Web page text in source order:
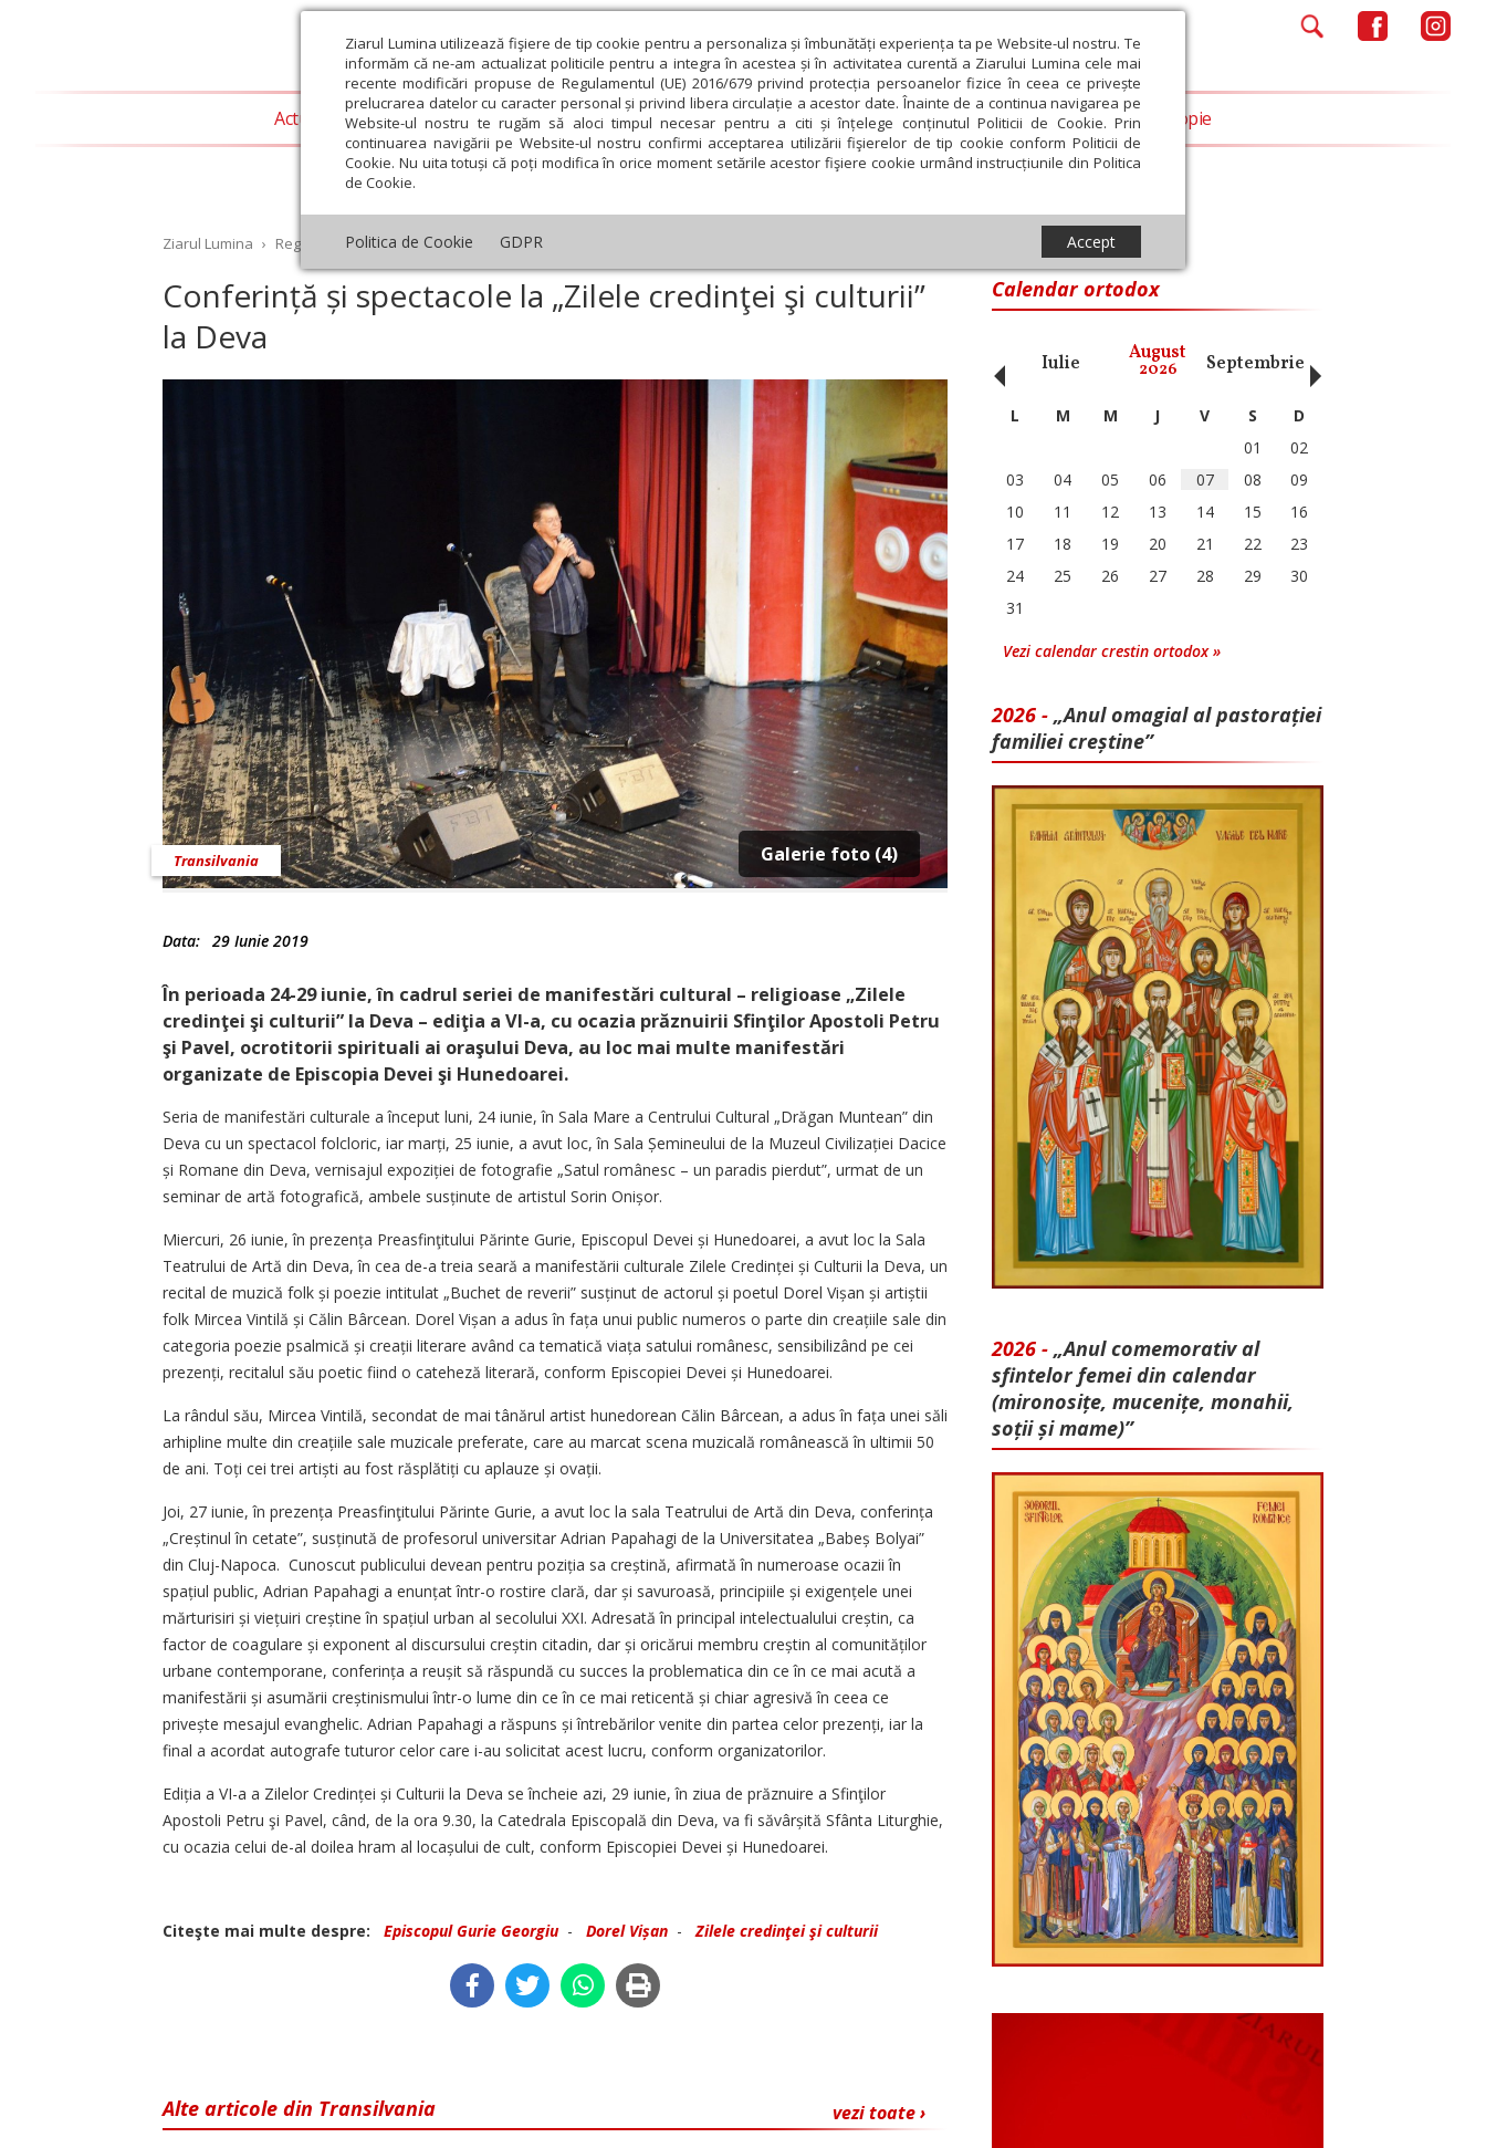
Ziarul Lumina utilizează fişiere de tip cookie pentru a personaliza și îmbunătăți experiența ta pe Website-ul nostru. Te
informăm că ne-am actualizat politicile pentru a integra în acestea și în activitatea curentă a Ziarului Lumina cele mai
recente modificări propuse de Regulamentul (UE) 2016/679 privind protecția persoanelor fizice în ceea ce privește
prelucrarea datelor cu caracter personal și privind libera circulație a acestor date. Înainte de a continua navigarea pe
Website-ul nostru te rugăm să aloci timpul necesar pentru a citi și înțelege conținutul Politicii de Cookie. Prin
continuarea navigării pe Website-ul nostru confirmi acceptarea utilizării fişierelor de tip cookie conform Politicii de
Cookie. Nu uita totuși că poți modifica în orice moment setările acestor fişiere cookie urmând instrucțiunile din Politica
de Cookie.
Politica de Cookie GDPR Accept
Actualitate religioasă Teologie și spiritualitate Educaţie și Cultură Societate Opinii Filantropie
Ziarul Lumina › Regionale › Transilvania › Conferință și spectacole la „Zilele credinţei şi culturii” la Deva
Conferință și spectacole la „Zilele credinţei şi culturii”
la Deva
Galerie foto (4)
Transilvania
Data: 29 Iunie 2019
În perioada 24-29 iunie, în cadrul seriei de manifestări cultural – religioase „Zilele
credinţei şi culturii” la Deva – ediţia a VI-a, cu ocazia prăznuirii Sfinţilor Apostoli Petru
şi Pavel, ocrotitorii spirituali ai oraşului Deva, au loc mai multe manifestări
organizate de Episcopia Devei şi Hunedoarei.
Seria de manifestări culturale a început luni, 24 iunie, în Sala Mare a Centrului Cultural „Drăgan Muntean” din
Deva cu un spectacol folcloric, iar marți, 25 iunie, a avut loc, în Sala Șe­mineului de la Muzeul Civi­lizației Dacice
și Romane din Deva, vernisajul expoziției de fotografie „Satul românesc – un paradis pierdut”, urmat de un
seminar de artă fotografică, ambele susținute de artistul Sorin Onișor.
Miercuri, 26 iunie, în prezența Preasfinţitului Părinte Gurie, Episcopul Devei și Hunedoarei, a avut loc la Sala
Teatrului de Artă din Deva, în cea de-a treia seară a manifestării culturale Zilele Credinței și Culturii la Deva, un
recital de muzică folk și poezie intitulat „Buchet de reverii” susținut de actorul și poetul Dorel Vișan și artiștii
folk Mircea Vintilă și Călin Bârcean. Dorel Vișan a adus în fața unui public numeros o parte din creațiile sale din
categoria poezie psalmică și creații literare având ca tematică viața satului românesc, sensibilizând pe cei
prezenți, recitalul său poetic fiind o cateheză literară, conform Episcopiei Devei și Hunedoarei.
La rândul său, Mircea Vintilă, secondat de mai tânărul artist hunedorean Călin Bârcean, a adus în fața unei săli
arhipline multe din creațiile sale muzicale preferate, care au marcat scena muzicală românească în ultimii 50
de ani. Toți cei trei artiști au fost răsplătiți cu aplauze și ovații.
Joi, 27 iunie, în prezența Preasfinţitului Părinte Gurie, a avut loc la sala Teatrului de Artă din Deva, conferința
„Creștinul în cetate”, susținută de profesorul universitar Adrian Papahagi de la Universitatea „Babeș Bolyai”
din Cluj-Napoca. Cunoscut publicului devean pentru poziția sa creștină, afirmată în numeroase ocazii în
spațiul public, Adrian Papahagi a enunțat într-o rostire clară, dar și savuroasă, principiile și exigențele unei
mărturisiri și viețuiri creștine în spațiul urban al secolului XXI. Adresată în principal intelectualului creștin, ca
factor de coagulare și exponent al discursului creș­tin citadin, dar și oricărui membru creștin al comu­nităților
urbane contemporane, conferința a reușit să răspundă cu succes la problematica din ce în ce mai acută a
manifestării și asumării creștinismului într-o lume din ce în ce mai reticentă și chiar agresivă în ceea ce
privește mesajul evanghelic. Adrian Papahagi a răspuns și întrebărilor venite din partea celor prezenți, iar la
final a acordat autografe tuturor celor care i-au solicitat acest lucru, conform organizatorilor.
Ediția a VI-a a Zilelor Cre­dinței și Culturii la Deva se încheie azi, 29 iunie, în ziua de prăznuire a Sfinţilor
Apostoli Petru şi Pavel, când, de la ora 9.30, la Catedrala Episcopală din Deva, va fi săvârșită Sfânta Liturghie,
cu ocazia celui de-al doilea hram al locașului de cult, conform Episcopiei Devei și Hunedoarei.
Citeşte mai multe despre: Episcopul Gurie Georgiu- Dorel Vișan - Zilele credinţei şi culturii
vezi toate ›
Alte articole din Transilvania
Calendar ortodox
Iulie August
2026 Septembrie Octombrie
‹ L M M J V S
D
01
02
03
04 05 06 07 08
09
10
11 12 13 14 15
16
17
18 19 20 21 22
23
24
25 26 27 28 29
30
31
Vezi calendar crestin ortodox »
2026 - „Anul omagial al pastorației
familiei creștine”
2026 - „Anul comemorativ al
sfintelor femei din calendar
(mironosițe, mu­cenițe, monahii,
soții și mame)”